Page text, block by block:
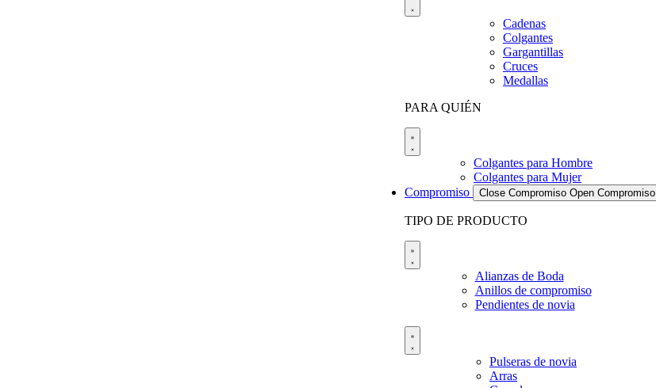
Cadenas
Colgantes
Gargantillas
Cruces
Medallas
PARA QUIÉN
Colgantes para Hombre
Colgantes para Mujer
Compromiso
Close Compromiso Open Compromiso
TIPO DE PRODUCTO
Alianzas de Boda
Anillos de compromiso
Pendientes de novia
Pulseras de novia
Arras